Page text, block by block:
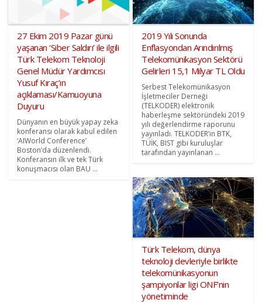
27 Ekim 2019 Pazar günü
yaşanan ‘Siber Saldırı’ ile ilgili
Türk Telekom Teknoloji
Genel Müdür Yardımcısı
Yusuf Kıraç’ın
açıklaması/Kamuoyuna
Duyuru
Dünyanın en büyük yapay zeka
konferansı olarak kabul edilen
‘AIWorld Conference’
Boston’da düzenlendi.
Konferansın ilk ve tek Türk
konuşmacısı olan BAU ...
2019 Yılı Sonunda
Enflasyondan Arındırılmış
Telekomünikasyon Sektörü
Gelirleri 15,1 Milyar TL Oldu
Serbest Telekomünikasyon
İşletmeciler Derneği
(TELKODER) elektronik
haberleşme sektöründeki 2019
yılı değerlendirme raporunu
yayınladı. TELKODER’in BTK,
TÜİK, BIST gibi kuruluşlar
tarafından yayınlanan ...
Türk Telekom, dünya
teknoloji devleriyle birlikte
telekomünikasyonun
şampiyonlar ligi ONF’nin
yönetiminde